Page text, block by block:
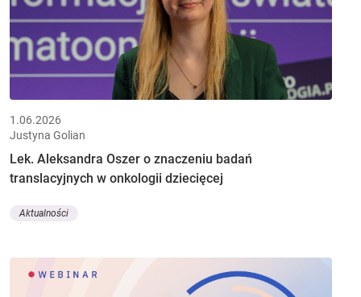
1.06.2026
Justyna Golian
Lek. Aleksandra Oszer o znaczeniu badań
translacyjnych w onkologii dziecięcej
Aktualności